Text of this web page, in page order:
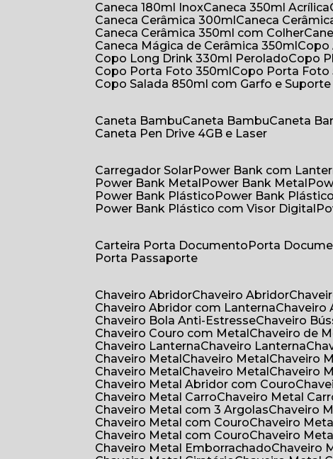
Caneca 180ml Inox
Caneca 350ml Acrílica
Caneca Cerâmica 300ml
Caneca
Caneca Cerâmica 350ml com Colher
Caneca Mágica de Cerâmica 350ml
Copo Long Drink 330ml Perolado
Copo
Copo Porta Foto 350ml
Copo Porta
Copo Salada 850ml com Garfo e
Caneta Bambu
Caneta Bambu Caneta
Caneta Pen Drive 4GB e Laser
Carregador Solar
Power Bank com
Power Bank Metal
Power Bank Metal
Power Bank Plástico
Power Bank Plástico
Power Bank Plástico com Visor Digital
Carteira Porta Documento
Porta
Porta Passaporte
Chaveiro Abridor
Chaveiro Abridor
Chaveiro Abridor com Lanterna
Chaveiro Bola Anti-Estresse
Chaveiro
Chaveiro Couro com Metal
Chaveiro de
Chaveiro Lanterna
Chaveiro Lanterna
Chaveiro Metal
Chaveiro Metal Chaveiro
Chaveiro Metal
Chaveiro Metal Chaveiro
Chaveiro Metal Abridor com Couro
Chaveiro Metal Carro
Chaveiro Metal
Chaveiro Metal com 3 Argolas
Chaveiro
Chaveiro Metal com Couro
Chaveiro
Chaveiro Metal com Couro
Chaveiro
Chaveiro Metal Emborrachado
Chaveiro